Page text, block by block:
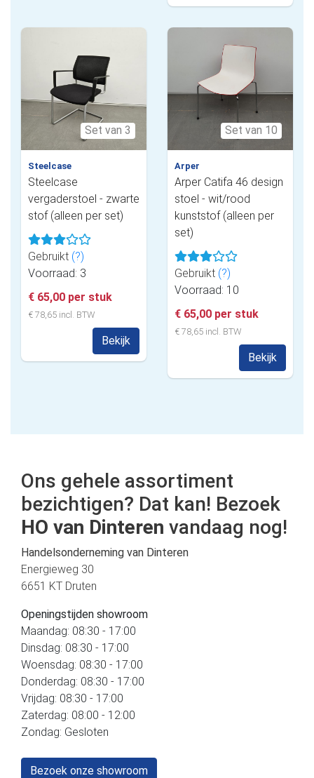
Set van 3
Steelcase
Steelcase
vergaderstoel - zwarte
stof (alleen per set)
Gebruikt (?)
Voorraad: 3
€ 65,00 per stuk
€ 78,65 incl. BTW
Bekijk
Set van 10
Arper
Arper Catifa 46 design
stoel - wit/rood
kunststof (alleen per
set)
Gebruikt (?)
Voorraad: 10
€ 65,00 per stuk
€ 78,65 incl. BTW
Bekijk
Ons gehele assortiment
bezichtigen? Dat kan! Bezoek
HO van Dinteren vandaag nog!
Handelsonderneming van Dinteren
Energieweg 30
6651 KT Druten
Openingstijden showroom
Maandag: 08:30 - 17:00
Dinsdag: 08:30 - 17:00
Woensdag: 08:30 - 17:00
Donderdag: 08:30 - 17:00
Vrijdag: 08:30 - 17:00
Zaterdag: 08:00 - 12:00
Zondag: Gesloten
Bezoek onze showroom